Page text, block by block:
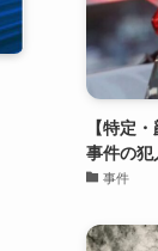
【特定
事件の犯
事件